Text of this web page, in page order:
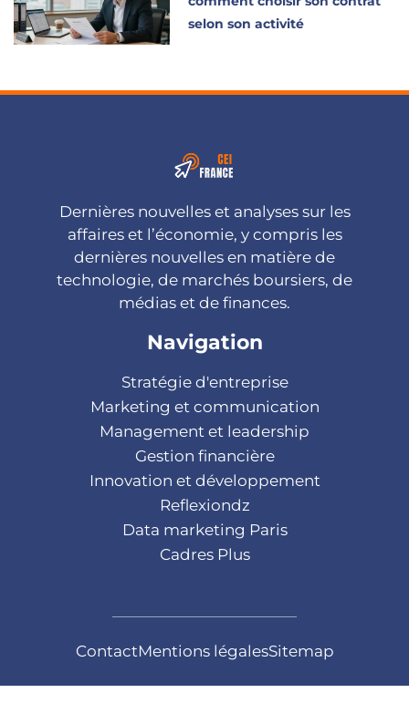
selon son activité
Dernières nouvelles et analyses sur les
affaires et l’économie, y compris les
dernières nouvelles en matière de
technologie, de marchés boursiers, de
médias et de finances.
Navigation
Stratégie d'entreprise
Marketing et communication
Management et leadership
Gestion financière
Innovation et développement
Reflexiondz
Data marketing Paris
Cadres Plus
ContactMentions légalesSitemap